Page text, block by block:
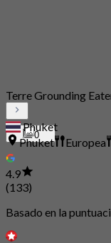
0
Terre Grounding
Phuket
Phuket
Europea
4.9
(133)
Basado en la